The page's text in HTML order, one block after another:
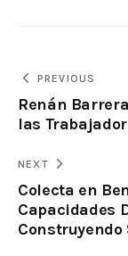
PREVIOUS
Renán
las
NEXT
Colecta en
Capacidades
Construyendo